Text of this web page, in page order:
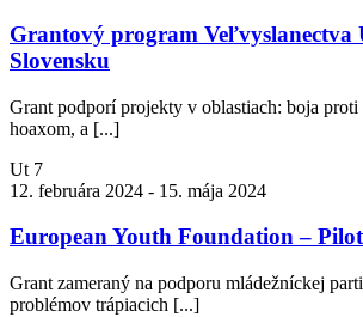
Grantový program Veľvyslanectva
Slovensku
Grant podporí projekty v oblastiach: boja proti
hoaxom, a [...]
Ut 7
12. februára 2024 - 15. mája 2024
European Youth Foundation –
Grant zameraný na podporu mládežníckej
problémov trápiacich [...]